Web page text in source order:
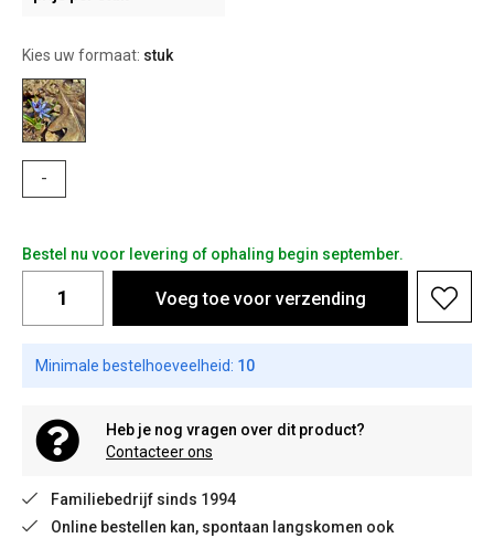
Kies uw formaat: stuk
-
Bestel nu voor levering of ophaling begin september.
Voeg toe voor verzending
Minimale bestelhoeveelheid: 10
Heb je nog vragen over dit product?
Contacteer ons
Familiebedrijf sinds 1994
Online bestellen kan, spontaan langskomen ook